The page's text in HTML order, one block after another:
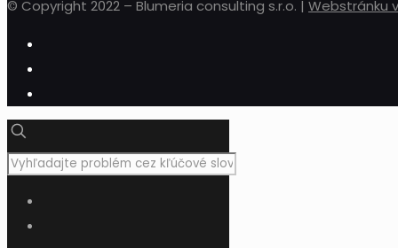
© Copyright 2022 – Blumeria consulting s.r.o. | Webstránku